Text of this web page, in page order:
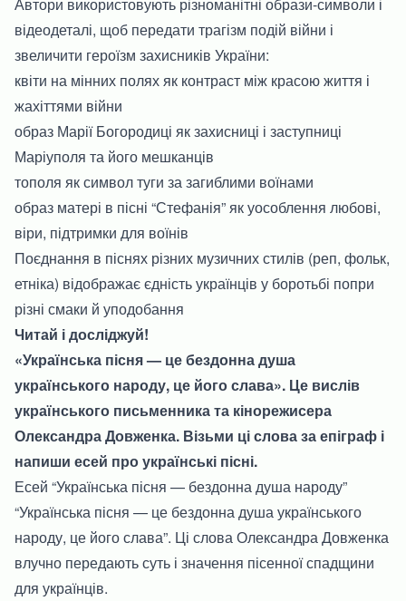
відеодеталі, щоб передати трагізм подій війни і
звеличити героїзм захисників України:
квіти на мінних полях як контраст між красою життя і
жахіттями війни
образ Марії Богородиці як захисниці і заступниці
Маріуполя та його мешканців
тополя як символ туги за загиблими воїнами
образ матері в пісні “Стефанія” як уособлення любові,
віри, підтримки для воїнів
Поєднання в піснях різних музичних стилів (реп, фольк,
етніка) відображає єдність українців у боротьбі попри
різні смаки й уподобання
Читай і досліджуй!
«Українська пісня — це бездонна душа
українського народу, це його слава». Це вислів
українського письменника та кінорежисера
Олександра Довженка. Візьми ці слова за епіграф і
напиши есей про українські пісні.
Есей “Українська пісня — бездонна душа народу”
“Українська пісня — це бездонна душа українського
народу, це його слава”. Ці слова Олександра Довженка
влучно передають суть і значення пісенної спадщини
для українців.